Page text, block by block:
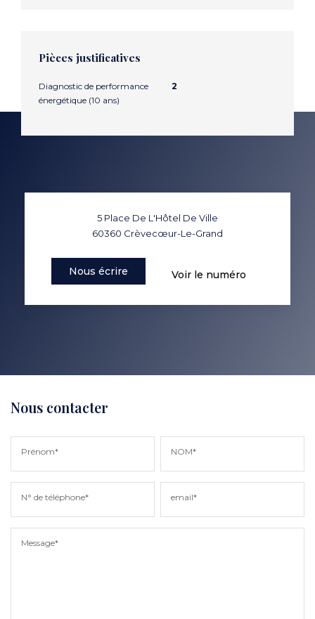
Pièces justificatives
Diagnostic de performance
énergétique (10 ans)
2
5 Place De L'Hôtel De Ville
60360 Crèvecœur-Le-Grand
Nous écrire Voir le numéro
Nous contacter
Prénom* NOM*
N° de téléphone* email*
Message*